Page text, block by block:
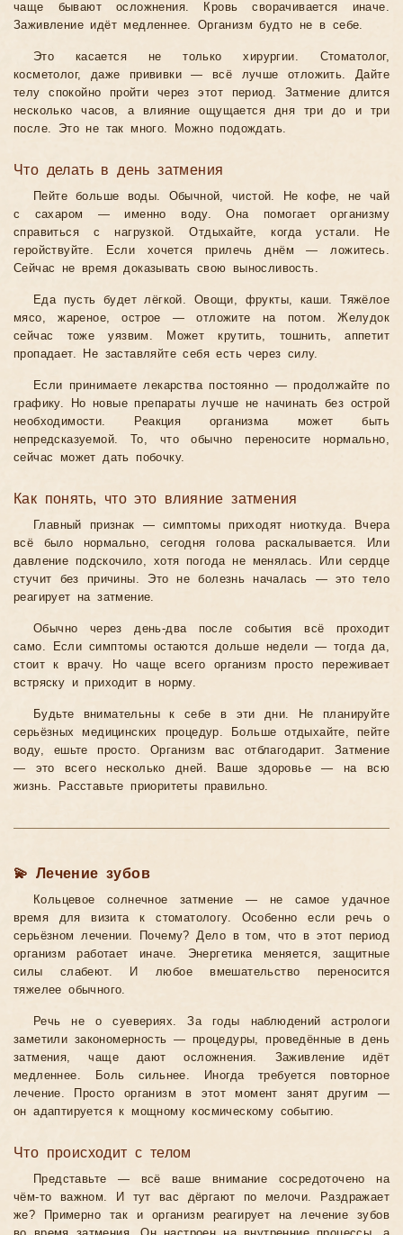
чаще бывают осложнения. Кровь сворачивается иначе.
Заживление идёт медленнее. Организм будто не в себе.
Это касается не только хирургии. Стоматолог,
косметолог, даже прививки — всё лучше отложить. Дайте
телу спокойно пройти через этот период. Затмение длится
несколько часов, а влияние ощущается дня три до и три
после. Это не так много. Можно подождать.
Что делать в день затмения
Пейте больше воды. Обычной, чистой. Не кофе, не чай
с сахаром — именно воду. Она помогает организму
справиться с нагрузкой. Отдыхайте, когда устали. Не
геройствуйте. Если хочется прилечь днём — ложитесь.
Сейчас не время доказывать свою выносливость.
Еда пусть будет лёгкой. Овощи, фрукты, каши. Тяжёлое
мясо, жареное, острое — отложите на потом. Желудок
сейчас тоже уязвим. Может крутить, тошнить, аппетит
пропадает. Не заставляйте себя есть через силу.
Если принимаете лекарства постоянно — продолжайте по
графику. Но новые препараты лучше не начинать без острой
необходимости. Реакция организма может быть
непредсказуемой. То, что обычно переносите нормально,
сейчас может дать побочку.
Как понять, что это влияние затмения
Главный признак — симптомы приходят ниоткуда. Вчера
всё было нормально, сегодня голова раскалывается. Или
давление подскочило, хотя погода не менялась. Или сердце
стучит без причины. Это не болезнь началась — это тело
реагирует на затмение.
Обычно через день-два после события всё проходит
само. Если симптомы остаются дольше недели — тогда да,
стоит к врачу. Но чаще всего организм просто переживает
встряску и приходит в норму.
Будьте внимательны к себе в эти дни. Не планируйте
серьёзных медицинских процедур. Больше отдыхайте, пейте
воду, ешьте просто. Организм вас отблагодарит. Затмение
— это всего несколько дней. Ваше здоровье — на всю
жизнь. Расставьте приоритеты правильно.
💫 Лечение зубов
Кольцевое солнечное затмение — не самое удачное
время для визита к стоматологу. Особенно если речь о
серьёзном лечении. Почему? Дело в том, что в этот период
организм работает иначе. Энергетика меняется, защитные
силы слабеют. И любое вмешательство переносится
тяжелее обычного.
Речь не о суевериях. За годы наблюдений астрологи
заметили закономерность — процедуры, проведённые в день
затмения, чаще дают осложнения. Заживление идёт
медленнее. Боль сильнее. Иногда требуется повторное
лечение. Просто организм в этот момент занят другим —
он адаптируется к мощному космическому событию.
Что происходит с телом
Представьте — всё ваше внимание сосредоточено на
чём-то важном. И тут вас дёргают по мелочи. Раздражает
же? Примерно так и организм реагирует на лечение зубов